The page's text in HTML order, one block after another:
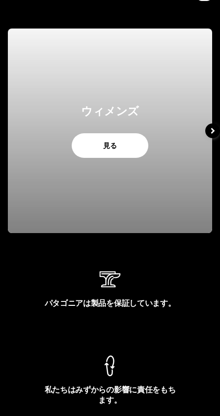
ウィメンズ
見る
パタゴニアは製品を保証しています。
私たちはみずからの影響に責任をもち
ます。